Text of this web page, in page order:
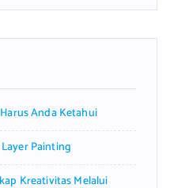
Anda Ketahui
Painting
Kreativitas Melalui